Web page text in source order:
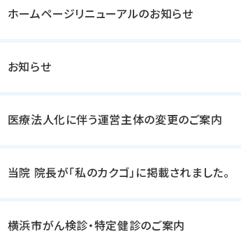
ホームページリニューアルのお知らせ
お知らせ
医療法人化に伴う運営主体の変更のご案内
当院 院長が「私のカクゴ」に掲載されました。
横浜市がん検診・特定健診のご案内